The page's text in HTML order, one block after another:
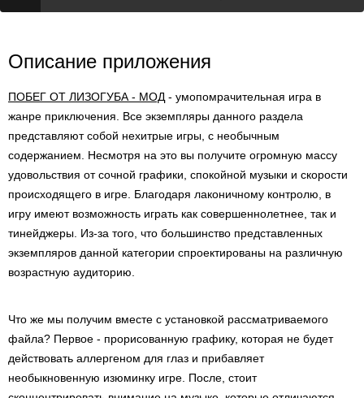
Описание приложения
ПОБЕГ ОТ ЛИЗОГУБА - МОД - умопомрачительная игра в
жанре приключения. Все экземпляры данного раздела
представляют собой нехитрые игры, с необычным
содержанием. Несмотря на это вы получите огромную массу
удовольствия от сочной графики, спокойной музыки и скорости
происходящего в игре. Благодаря лаконичному контролю, в
игру имеют возможность играть как совершеннолетнее, так и
тинейджеры. Из-за того, что большинство представленных
экземпляров данной категории спроектированы на различную
возрастную аудиторию.
Что же мы получим вместе с установкой рассматриваемого
файла? Первое - прорисованную графику, которая не будет
действовать аллергеном для глаз и прибавляет
необыкновенную изюминку игре. После, стоит